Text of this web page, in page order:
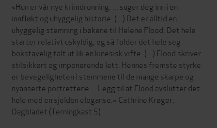
«Hun er vår nye krimdronning. ... suger deg inn i en
innfløkt og uhyggelig historie. (...) Det er alltid en
uhyggelig stemning i bøkene til Helene Flood. Det hele
starter relativt uskyldig, og så folder det hele seg
bokstavelig talt ut lik en kinesisk vifte. (...) Flood skriver
stilsikkert og imponerende lett. Hennes fremste styrke
er bevegeligheten i stemmene til de mange skarpe og
nyanserte portrettene ... Legg til at Flood avslutter det
hele med en sjelden eleganse.» Cathrine Krøger,
Dagbladet (Terningkast 5)